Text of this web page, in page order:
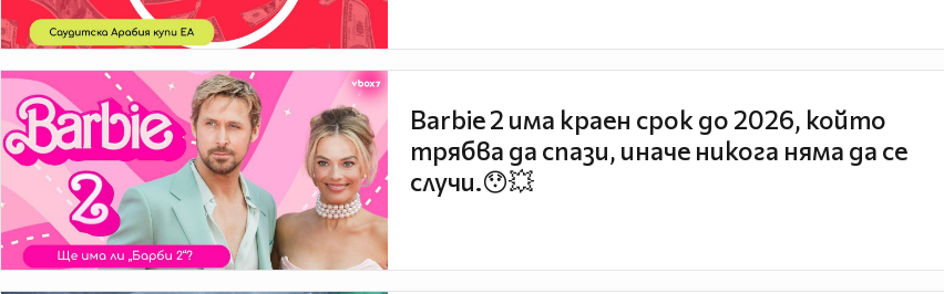
Barbie 2 има краен срок до 2026, който
трябва да спази, иначе никога няма да се
случи.😯💥